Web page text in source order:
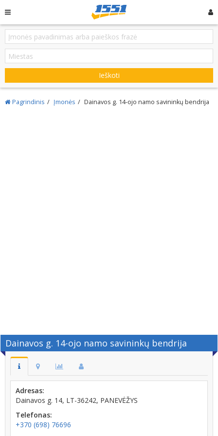
Ieškoti
Pagrindinis Įmonės Dainavos g. 14-ojo namo savininkų bendrija
Dainavos g. 14-ojo namo savininkų bendrija
Adresas:
Dainavos g. 14, LT-36242, PANEVĖŽYS
Telefonas:
+370 (698) 76696